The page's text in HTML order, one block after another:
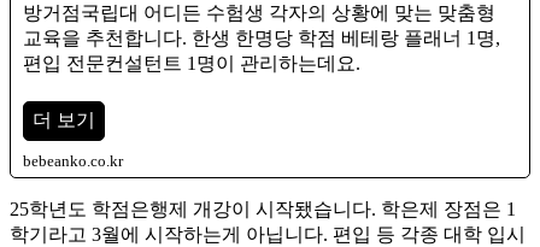
방거점국립대 어디든 수험생 각자의 상황에 맞는 맞춤형
교육을 추천합니다. ​한생 한명당 학점 베테랑 플래너 1명,
편입 전문컨설턴트 1명이 관리하는데요.
더 보기
bebeanko.co.kr
25학년도 학점은행제 개강이 시작됐습니다. 학은제 장점은 1
학기라고 3월에 시작하는게 아닙니다. 편입 등 각종 대학 입시